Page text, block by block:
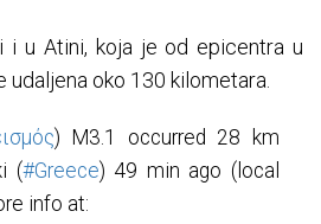
i u Atini, koja je od epicentra u
udaljena oko 130 kilometara.
) M3.1 occurred 28 km
(#Greece) 49 min ago (local
info at: